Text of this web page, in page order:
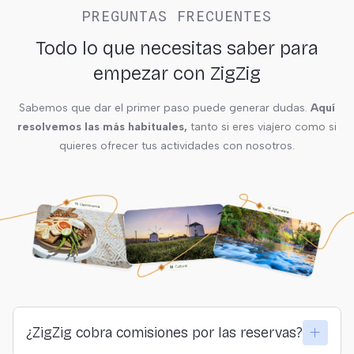
PREGUNTAS FRECUENTES
Todo lo que necesitas saber para
empezar con ZigZig
Sabemos que dar el primer paso puede generar dudas. Aquí
resolvemos las más habituales, tanto si eres viajero como si
quieres ofrecer tus actividades con nosotros.
¿ZigZig cobra comisiones por las reservas?